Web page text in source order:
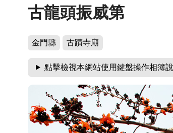
古龍頭振威第
金門縣 古蹟寺廟
點擊檢視本網站使用鍵盤操作相簿說